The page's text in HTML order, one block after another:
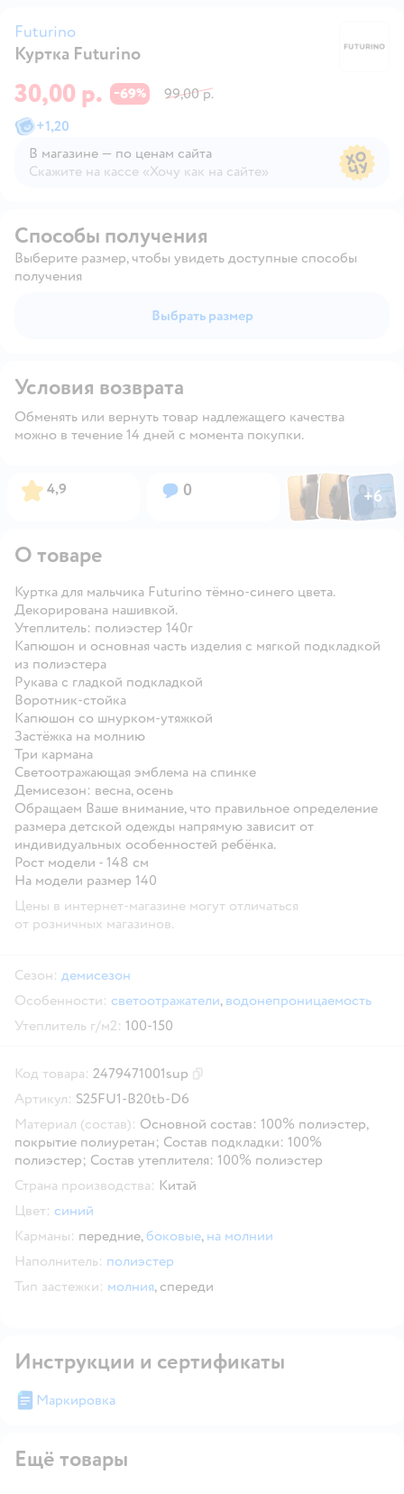
Futurino
Куртка Futurino
30,00 р. −69%
99,00 р.
+1,20
В магазине — по ценам сайта
Скажите на кассе «Хочу как на сайте»
Способы получения
Выберите размер, чтобы увидеть доступные способы
получения
Выбрать размер
Условия возврата
Обменять или вернуть товар надлежащего качества
можно в течение 14 дней с момента покупки.
Рейтинг:
4,9 Вопросов:
0 ФотоФотоФото
+6
Открыть
О товаре
Куртка для мальчика Futurino тёмно-синего цвета.
Декорирована нашивкой.
Утеплитель: полиэстер 140г
Капюшон и основная часть изделия с мягкой подкладкой
из полиэстера
Рукава с гладкой подкладкой
Воротник-стойка
Капюшон со шнурком-утяжкой
Застёжка на молнию
Три кармана
Светоотражающая эмблема на спинке
Демисезон: весна, осень
Обращаем Ваше внимание, что правильное определение
размера детской одежды напрямую зависит от
индивидуальных особенностей ребёнка.
Рост модели - 148 см
На модели размер 140
Цены в интернет-магазине могут отличаться
от розничных магазинов.
Сезон: демисезон
Особенности: светоотражатели, водонепроницаемость
Утеплитель г/м2: 100-150
Код товара: 2479471001sup
Артикул: S25FU1-B20tb-D6
Материал (состав): Основной состав: 100% полиэстер,
покрытие полиуретан; Состав подкладки: 100%
полиэстер; Состав утеплителя: 100% полиэстер
Страна производства: Китай
Цвет: синий
Карманы: передние,боковые, на молнии
Наполнитель: полиэстер
Тип застежки: молния, спереди
Инструкции и сертификаты
Маркировка
Ещё товары